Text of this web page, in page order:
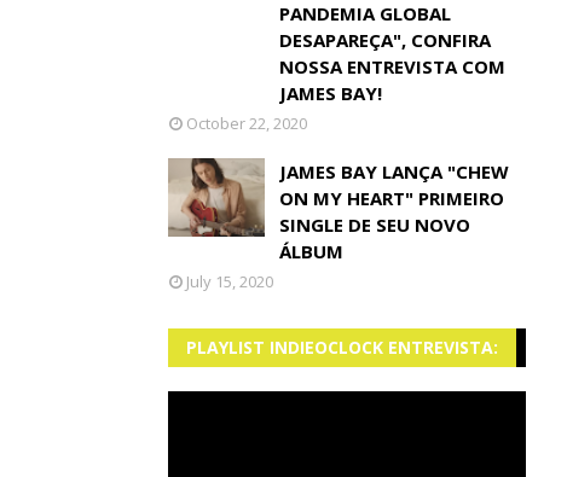
PANDEMIA GLOBAL
DESAPAREÇA", CONFIRA
NOSSA ENTREVISTA COM
JAMES BAY!
October 22, 2020
JAMES BAY LANÇA "CHEW
ON MY HEART" PRIMEIRO
SINGLE DE SEU NOVO
ÁLBUM
July 15, 2020
PLAYLIST INDIEOCLOCK ENTREVISTA: